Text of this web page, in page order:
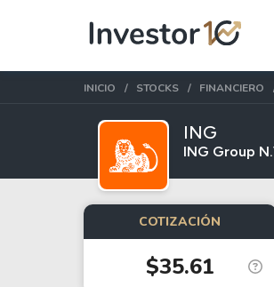
Temas del momento
Stocks
INICIO STOCKS FINANCIERO
ING
ING Group
COTIZACIÓN
$35.61